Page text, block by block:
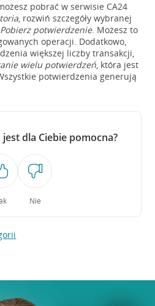
pobrać w serwisie CA24
, rozwiń szczegóły wybranej
Pobierz potwierdzenie. Możesz to
operacji. Dodatkowo,
większej liczby transakcji,
wielu potwierdzeń, która jest
potwierdzenia generują
dla Ciebie pomocna?
Nie